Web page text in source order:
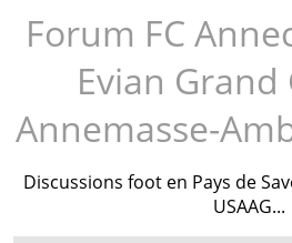
INSTAGRAM
Forum FC
Evian Grand
Annemasse-
Discussions foot en Pays de
USAAG...